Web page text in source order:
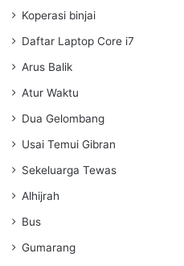
Koperasi binjai
Daftar Laptop Core i7
Arus Balik
Atur Waktu
Dua Gelombang
Usai Temui Gibran
Sekeluarga Tewas
Alhijrah
Bus
Gumarang